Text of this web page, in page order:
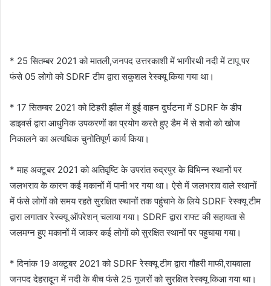
* 25 सितम्बर 2021 को मातली,जनपद उत्तरकाशी में भागीरथी नदी में टापू पर
फंसे 05 लोगो को SDRF टीम द्वारा सकुशल रेस्क्यू किया गया था।
* 17 सितम्बर 2021 को टिहरी झील में हुई वाहन दुर्घटना में SDRF के डीप
डाइवर्स द्वारा आधुनिक उपकरणों का प्रयोग करते हुए डैम में से शवो को खोज
निकालने का अत्यधिक चुनोतिपूर्ण कार्य किया।
* माह अक्टूबर 2021 को अतिवृष्टि के उपरांत रुद्रपुर के विभिन्न स्थानों पर
जलभराव के कारण कई मकानों में पानी भर गया था। ऐसे में जलभराव वाले स्थानों
में फंसे लोगों को समय रहते सुरक्षित स्थानों तक पहुंचाने के लिये SDRF रेस्क्यू टीम
द्वारा लगातार रेस्क्यू ऑपरेशन् चलाया गया। SDRF द्वारा राफ्ट की सहायता से
जलमग्न हुए मकानों में जाकर कई लोगों को सुरक्षित स्थानों पर पहुचाया गया।
* दिनांक 19 अक्टूबर 2021 को SDRF रेस्क्यू टीम द्वारा गौहरी माफी,रायवाला
जनपद देहरादून में नदी के बीच फंसे 25 गूजरों को सुरक्षित रेस्क्यू किआ गया था।